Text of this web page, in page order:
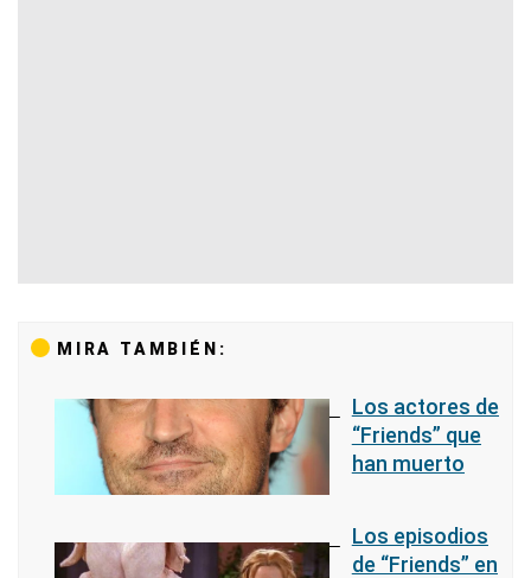
MIRA TAMBIÉN:
Los actores de
“Friends” que
han muerto
Los episodios
de “Friends” en